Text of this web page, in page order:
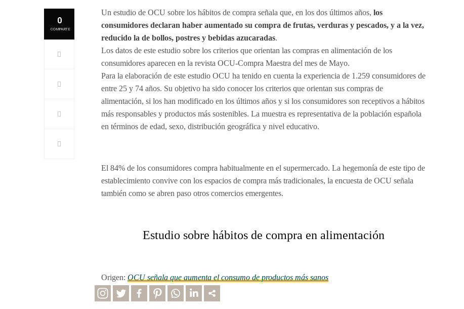
0
COMPARTE
Un estudio de OCU sobre los hábitos de compra señala que, en los dos últimos años, los
consumidores declaran haber aumentado su compra de frutas, verduras y pescados, y a la vez,
reducido la de bollos, postres y bebidas azucaradas.
Los datos de este estudio sobre los criterios que orientan las compras en alimentación de los
consumidores aparecen en la revista OCU-Compra Maestra del mes de Mayo.
Para la elaboración de este estudio OCU ha tenido en cuenta la experiencia de 1.259 consumidores de
entre 25 y 74 años. Su objetivo ha sido conocer los criterios que orientan sus compras de
alimentación, si los han modificado en los últimos años y si los consumidores son receptivos a hábitos
más responsables y productos más sostenibles. La muestra es representativa de la población española
en términos de edad, sexo, distribución geográfica y nivel educativo.
El 84% de los consumidores compra habitualmente en el supermercado. La hegemonía de este tipo de
establecimiento convive con los espacios de compra más tradicionales, la encuesta de OCU señala
también como se abren paso otros comercios emergentes.
Estudio sobre hábitos de compra en alimentación
Origen: OCU señala que aumenta el consumo de productos más sanos